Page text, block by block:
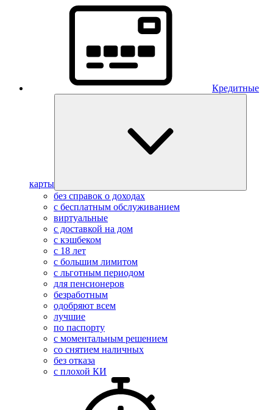
Кредитные
карты
без справок о доходах
с бесплатным обслуживанием
виртуальные
с доставкой на дом
с кэшбеком
с 18 лет
с большим лимитом
с льготным периодом
для пенсионеров
безработным
одобряют всем
лучшие
по паспорту
с моментальным решением
со снятием наличных
без отказа
с плохой КИ